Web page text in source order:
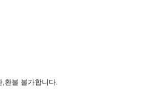
환불 불가합니다.